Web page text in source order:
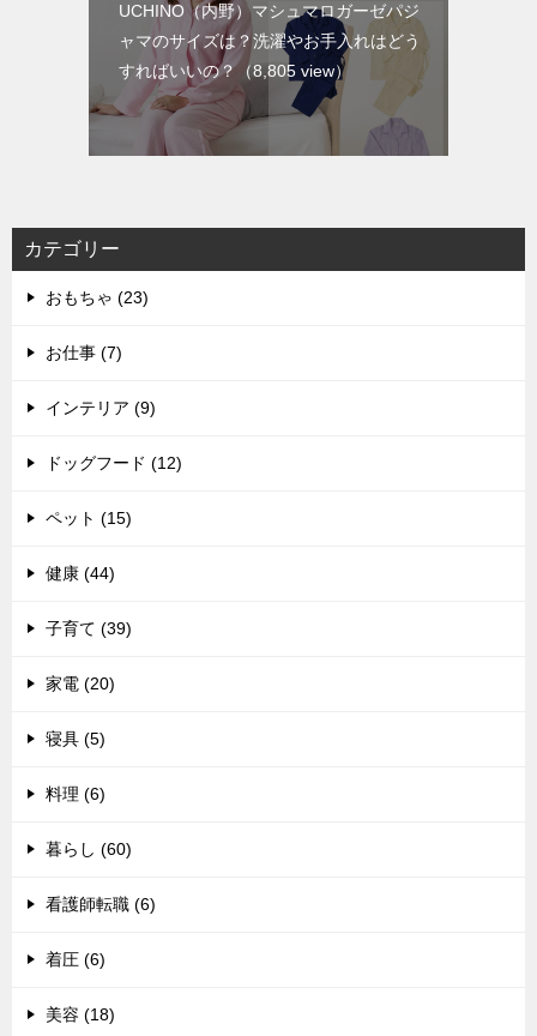
UCHINO（内野）マシュマロガーゼパジ
ャマのサイズは？洗濯やお手入れはどう
すればいいの？（8,805 view）
カテゴリー
おもちゃ (23)
お仕事 (7)
インテリア (9)
ドッグフード (12)
ペット (15)
健康 (44)
子育て (39)
家電 (20)
寝具 (5)
料理 (6)
暮らし (60)
看護師転職 (6)
着圧 (6)
美容 (18)